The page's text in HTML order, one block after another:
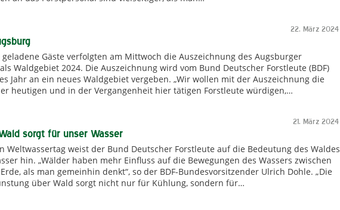
22. März 2024
Gäste verfolgten am Mittwoch die Auszeichnung des Augsburger
Waldgebiet 2024. Die Auszeichnung wird vom Bund Deutscher Forstleute (BDF)
Jahr an ein neues Waldgebiet vergeben. „Wir wollen mit der Auszeichnung die
heutigen und in der Vergangenheit hier tätigen Forstleute würdigen,…
21. März 2024
sorgt für unser Wasser
Weltwassertag weist der Bund Deutscher Forstleute auf die Bedeutung des Waldes
hin. „Wälder haben mehr Einfluss auf die Bewegungen des Wassers zwischen
als man gemeinhin denkt“, so der BDF-Bundesvorsitzender Ulrich Dohle. „Die
über Wald sorgt nicht nur für Kühlung, sondern für…